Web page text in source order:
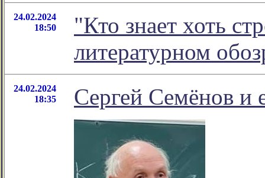
24.02.2024
18:50
"Кто знает хоть
литературном
24.02.2024
18:35
Сергей Семёнов и